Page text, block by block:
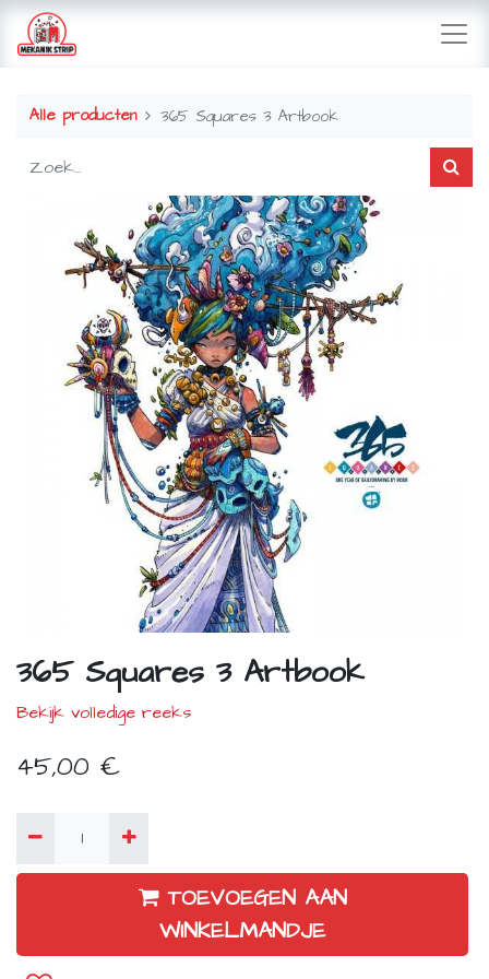
Alle producten 365 Squares 3 Artbook
365 Squares 3 Artbook
Bekijk volledige reeks
45,00 €
TOEVOEGEN AAN
WINKELMANDJE